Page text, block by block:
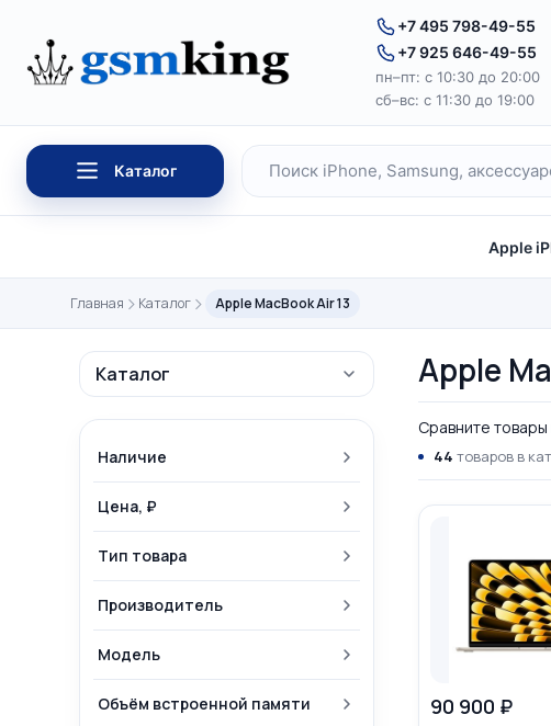
+7 495 798-49-55
+7 925 646-49-55
пн–пт: с 10:30 до 20:00
сб–вс: с 11:30 до 19:00
Каталог
Поиск по каталогу
Apple
Главная Каталог Apple MacBook Air 13
Каталог
Наличие
Цена, ₽
Тип товара
Производитель
Модель
Объём встроенной памяти
Apple
Сравните
44 товаров в
90 900 ₽